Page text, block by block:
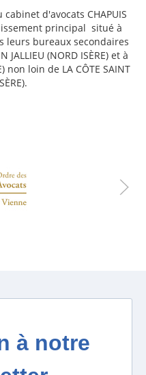
d'avocats CHAPUIS
principal situé à
leurs bureaux secondaires
(NORD ISÈRE) et à
non loin de LA CÔTE SAINT